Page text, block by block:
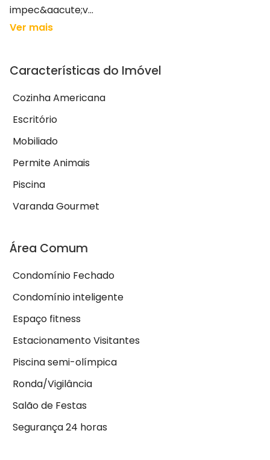
impec&aacute;v...
Ver mais
Características do Imóvel
Cozinha Americana
Escritório
Mobiliado
Permite Animais
Piscina
Varanda Gourmet
Área Comum
Condomínio Fechado
Condomínio inteligente
Espaço fitness
Estacionamento Visitantes
Piscina semi-olímpica
Ronda/Vigilância
Salão de Festas
Segurança 24 horas